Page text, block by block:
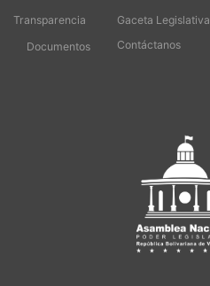
Transparencia
Documentos
Gaceta Legislativa
Contáctanos